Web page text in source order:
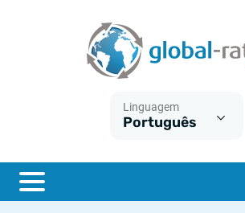
Linguagem
Português
ESTER
O que é a inflação do IPC?
O que é a inflação do IHPC?
Inflação Estados Unidos
Taxas Euribor históricas
Taxas ESTER históricas
Taxas SONIA históricas
Calculadora de inflação